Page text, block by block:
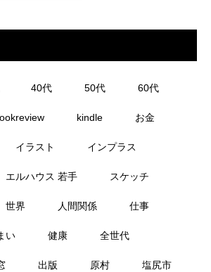
40代 50代 60代
kindle お金
イラスト インプラス
エルハウス 若手 スケッチ
世界 人間関係 仕事
い 健康 全世代
出版 原村 塩尻市